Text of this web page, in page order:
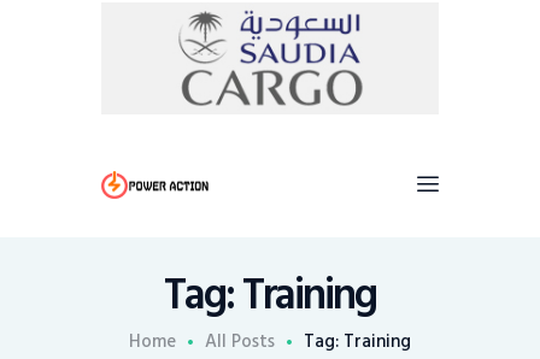
Tag: Training
Home All Posts Tag: Training